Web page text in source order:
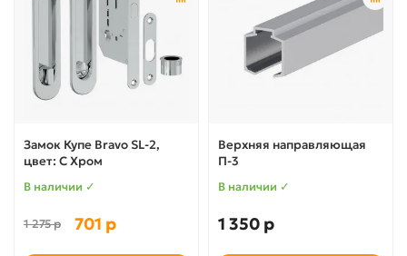
Замок Купе Bravo SL-2,
цвет: C Хром
В наличии ✓
1 275 р 701 р
Верхняя направляющая
П-3
В наличии ✓
1 350 р